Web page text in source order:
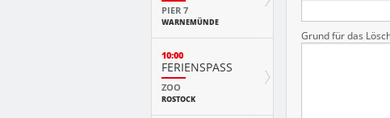
Grund für das
PIER 7
WARNEMÜNDE
10:00
FERIENSPASS
ZOO
ROSTOCK